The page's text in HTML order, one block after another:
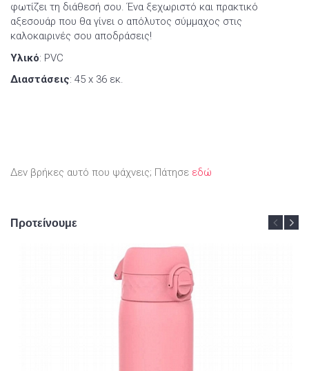
φωτίζει τη διάθεσή σου. Ένα ξεχωριστό και πρακτικό
αξεσουάρ που θα γίνει ο απόλυτος σύμμαχος στις
καλοκαιρινές σου αποδράσεις!
Υλικό: PVC
Διαστάσεις: 45 x 36 εκ.
Δεν βρήκες αυτό που ψάχνεις; Πάτησε εδώ
Προτείνουμε